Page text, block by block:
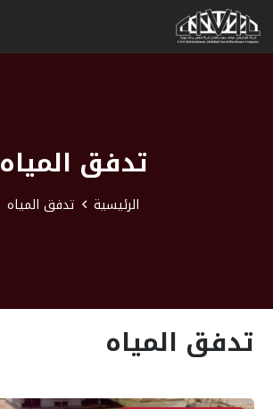
تدفق المياه
الرئيسية تدفق المياه
تدفق المياه